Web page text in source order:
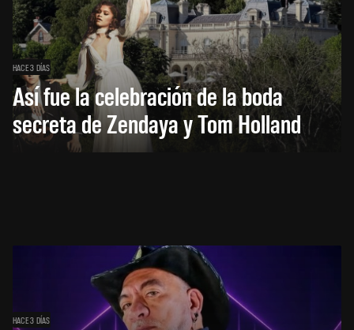
HACE 3 DÍAS
Así fue la celebración de la boda
secreta de Zendaya y Tom Holland
HACE 3 DÍAS